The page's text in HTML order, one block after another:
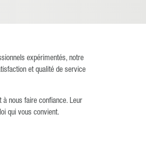
expérimentés, notre
et qualité de service
nous faire confiance. Leur
qui vous convient.